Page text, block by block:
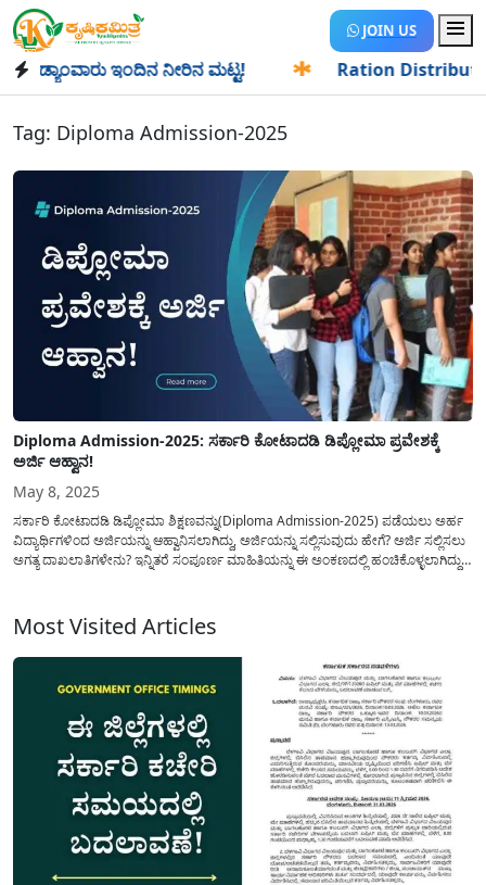
JOIN US
ಇಂದಿನ ನೀರಿನ ಮಟ್ಟ! Ration Distribution-
Tag: Diploma Admission-2025
Diploma Admission-2025: ಸರ್ಕಾರಿ ಕೋಟಾದಡಿ ಡಿಪ್ಲೋಮಾ ಪ್ರವೇಶಕ್ಕೆ
ಅರ್ಜಿ ಆಹ್ವಾನ!
May 8, 2025
ಸರ್ಕಾರಿ ಕೋಟಾದಡಿ ಡಿಪ್ಲೋಮಾ ಶಿಕ್ಷಣವನ್ನು(Diploma Admission-2025) ಪಡೆಯಲು ಅರ್ಹ
ವಿದ್ಯಾರ್ಥಿಗಳಿಂದ ಅರ್ಜಿಯನ್ನು ಆಹ್ವಾನಿಸಲಾಗಿದ್ದು, ಅರ್ಜಿಯನ್ನು ಸಲ್ಲಿಸುವುದು ಹೇಗೆ? ಅರ್ಜಿ ಸಲ್ಲಿಸಲು
ಅಗತ್ಯ ದಾಖಲಾತಿಗಳೇನು? ಇನ್ನಿತರೆ ಸಂಪೂರ್ಣ ಮಾಹಿತಿಯನ್ನು ಈ ಅಂಕಣದಲ್ಲಿ ಹಂಚಿಕೊಳ್ಳಲಾಗಿದ್ದು
Most Visited Articles